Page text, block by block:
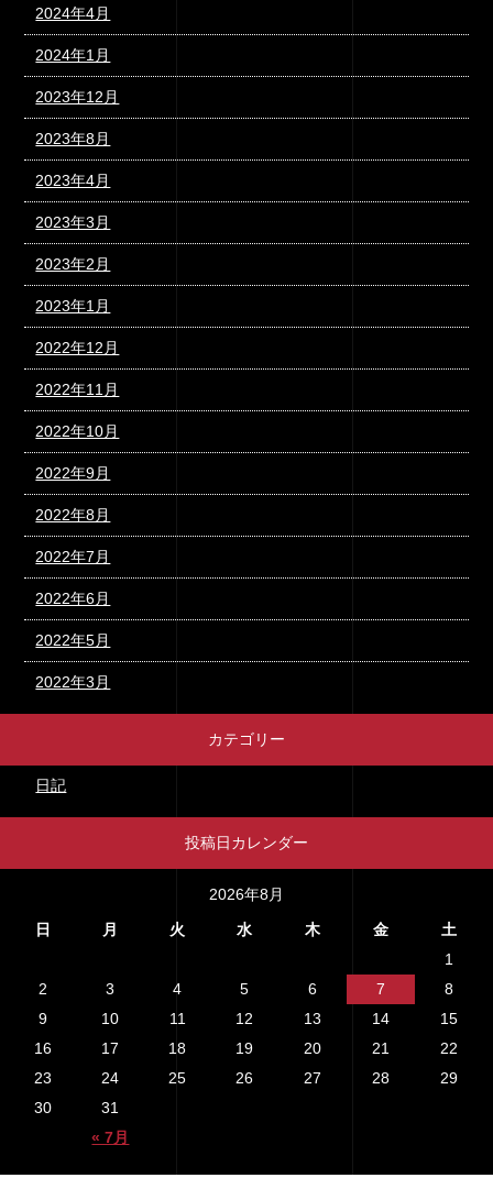
2024年4月
2024年1月
2023年12月
2023年8月
2023年4月
2023年3月
2023年2月
2023年1月
2022年12月
2022年11月
2022年10月
2022年9月
2022年8月
2022年7月
2022年6月
2022年5月
2022年3月
カテゴリー
日記
投稿日カレンダー
2026年8月
日
月 火 水 木 金 土
« 7月
1
2
3 4 5 6 7
8
9
10 11 12 13 14
15
16
17 18 19 20 21
22
23
24 25 26 27 28
29
30
31